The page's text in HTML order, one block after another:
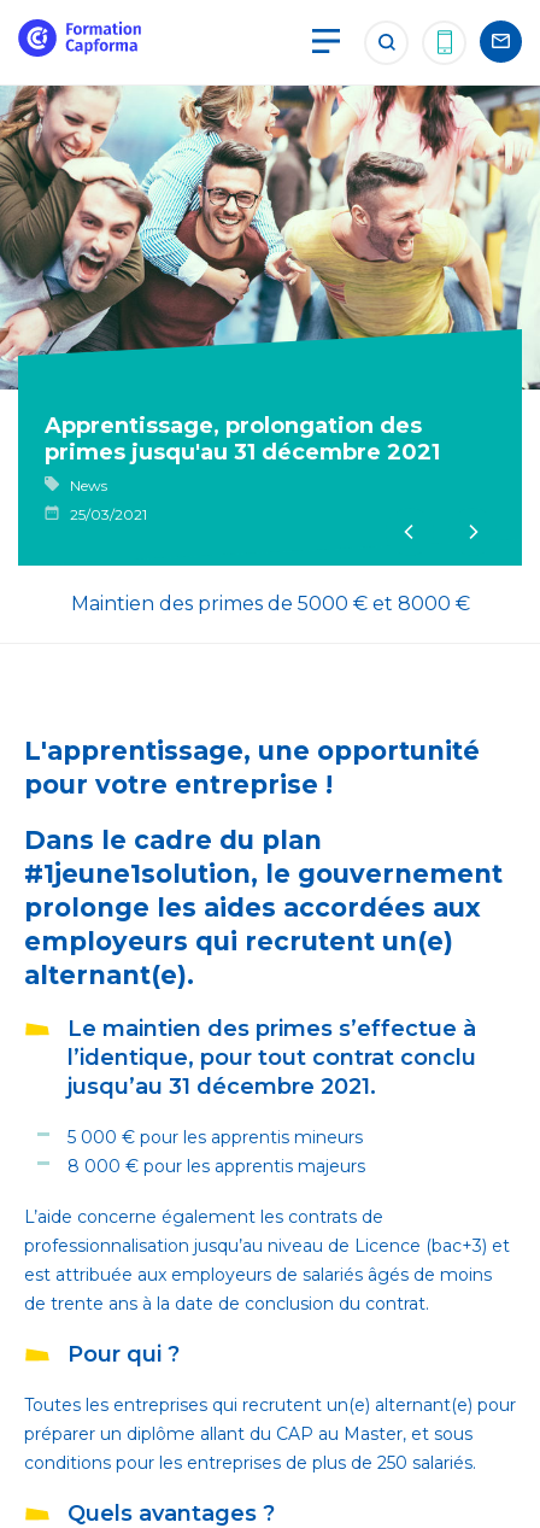
Apprentissage, prolongation des
primes jusqu'au 31 décembre 2021
News
25/03/2021
Maintien des primes de 5000 € et 8000 €
L'apprentissage, une opportunité
pour votre entreprise !
Dans le cadre du plan
#1jeune1solution, le gouvernement
prolonge les aides accordées aux
employeurs qui recrutent un(e)
alternant(e).
Le maintien des primes s’effectue à
l’identique, pour tout contrat conclu
jusqu’au 31 décembre 2021.
5 000 € pour les apprentis mineurs
8 000 € pour les apprentis majeurs
L’aide concerne également les contrats de
professionnalisation jusqu’au niveau de Licence (bac+3) et
est attribuée aux employeurs de salariés âgés de moins
de trente ans à la date de conclusion du contrat.
Pour qui ?
Toutes les entreprises qui recrutent un(e) alternant(e) pour
préparer un diplôme allant du CAP au Master, et sous
conditions pour les entreprises de plus de 250 salariés.
Quels avantages ?